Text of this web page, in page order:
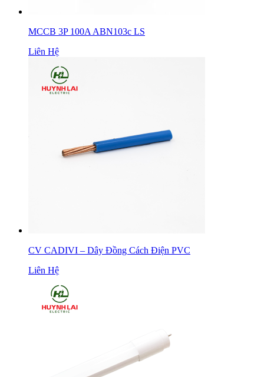
MCCB 3P 100A ABN103c LS
Liên Hệ
CV CADIVI – Dây Đồng Cách Điện PVC
Liên Hệ